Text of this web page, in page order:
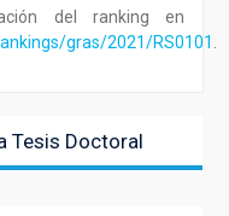
del ranking en
gras/2021/RS0101
Tesis Doctoral